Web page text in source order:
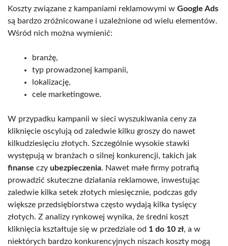
Koszty związane z kampaniami reklamowymi w Google Ads
są bardzo zróżnicowane i uzależnione od wielu elementów.
Wśród nich można wymienić:
branżę,
typ prowadzonej kampanii,
lokalizację,
cele marketingowe.
W przypadku kampanii w sieci wyszukiwania ceny za
kliknięcie oscylują od zaledwie kilku groszy do nawet
kilkudziesięciu złotych. Szczególnie wysokie stawki
występują w branżach o silnej konkurencji, takich jak
finanse czy ubezpieczenia. Nawet małe firmy potrafią
prowadzić skuteczne działania reklamowe, inwestując
zaledwie kilka setek złotych miesięcznie, podczas gdy
większe przedsiębiorstwa często wydają kilka tysięcy
złotych. Z analizy rynkowej wynika, że średni koszt
kliknięcia kształtuje się w przedziale od 1 do 10 zł, a w
niektórych bardzo konkurencyjnych niszach koszty mogą